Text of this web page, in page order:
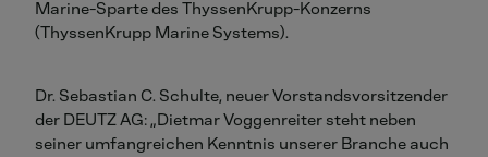
Marine-Sparte des ThyssenKrupp-Konzerns
(ThyssenKrupp Marine Systems).
Dr. Sebastian C. Schulte, neuer Vorstandsvorsitzender
der DEUTZ AG: „Dietmar Voggenreiter steht neben
seiner umfangreichen Kenntnis unserer Branche auch